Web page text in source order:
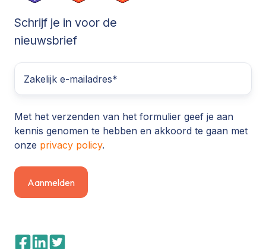
Schrijf je in voor de
nieuwsbrief
Met het verzenden van het formulier geef je aan
kennis genomen te hebben en akkoord te gaan met
onze privacy policy.